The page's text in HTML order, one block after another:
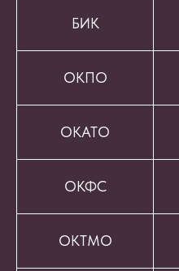
БИК
ОКПО
ОКАТО
ОКФС
ОКТМО